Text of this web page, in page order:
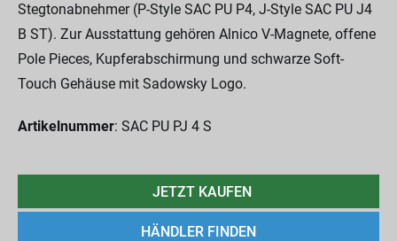
Stegtonabnehmer (P-Style SAC PU P4, J-Style SAC PU J4
B ST). Zur Ausstattung gehören Alnico V-Magnete, offene
Pole Pieces, Kupferabschirmung und schwarze Soft-
Touch Gehäuse mit Sadowsky Logo.
Artikelnummer: SAC PU PJ 4 S
JETZT KAUFEN
HÄNDLER FINDEN